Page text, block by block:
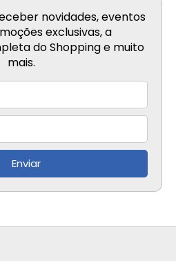
novidades, eventos
exclusivas, a
do Shopping e muito
mais.
Enviar